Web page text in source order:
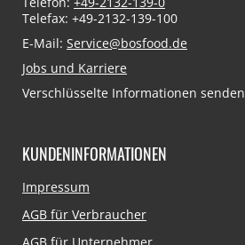
Telefax: +49-2132-139-100
E-Mail: Service@bosfood.de
Jobs und Karriere
Verschlüsselte Informationen senden
KUNDENINFORMATIONEN
Navigation
Impressum
AGB für Verbraucher
AGB für Unternehmer